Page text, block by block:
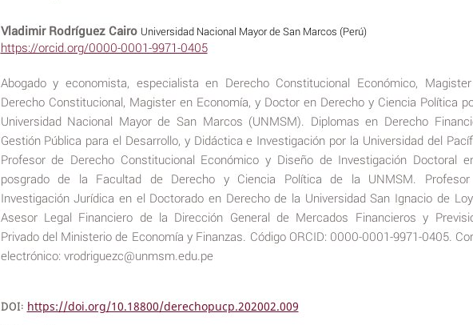
Vladimir Rodríguez Cairo Universidad Nacional Mayor de San Marcos (Perú)
https://orcid.org/0000-0001-9971-0405
Abogado y economista, especialista en Derecho Constitucional Económico,
Derecho Constitucional, Magister en Economía, y Doctor en Derecho y Ciencia Política
Universidad Nacional Mayor de San Marcos (UNMSM). Diplomas en Derecho
Gestión Pública para el Desarrollo, y Didáctica e Investigación por la Universidad del
Profesor de Derecho Constitucional Económico y Diseño de Investigación Doctoral
posgrado de la Facultad de Derecho y Ciencia Política de la UNMSM.
Investigación Jurídica en el Doctorado en Derecho de la Universidad San Ignacio de
Asesor Legal Financiero de la Dirección General de Mercados Financieros y
Privado del Ministerio de Economía y Finanzas. Código ORCID: 0000-0001-9971-0405.
electrónico: vrodriguezc@unmsm.edu.pe
DOI: https://doi.org/10.18800/derechopucp.202002.009